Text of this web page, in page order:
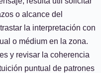
o alcance del
la interpretación con
o médium en la zona.
y revisar la coherencia
puntual de patrones